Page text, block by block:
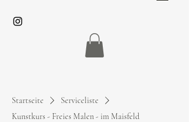
Startseite
Serviceliste
Kunstkurs - Freies Malen - im Maisfeld